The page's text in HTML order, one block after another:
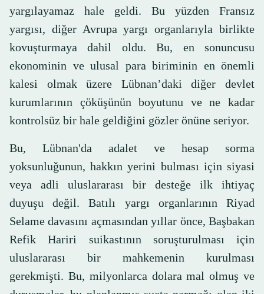
yargılayamaz hale geldi. Bu yüzden Fransız
yargısı, diğer Avrupa yargı organlarıyla birlikte
kovuşturmaya dahil oldu. Bu, en sonuncusu
ekonominin ve ulusal para biriminin en önemli
kalesi olmak üzere Lübnan’daki diğer devlet
kurumlarının çöküşünün boyutunu ve ne kadar
kontrolsüz bir hale geldiğini gözler önüne seriyor.
Bu, Lübnan'da adalet ve hesap sorma
yoksunluğunun, hakkın yerini bulması için siyasi
veya adli uluslararası bir desteğe ilk ihtiyaç
duyuşu değil. Batılı yargı organlarının Riyad
Selame davasını açmasından yıllar önce, Başbakan
Refik Hariri suikastının soruşturulması için
uluslararası bir mahkemenin kurulması
gerekmişti. Bu, milyonlarca dolara mal olmuş ve